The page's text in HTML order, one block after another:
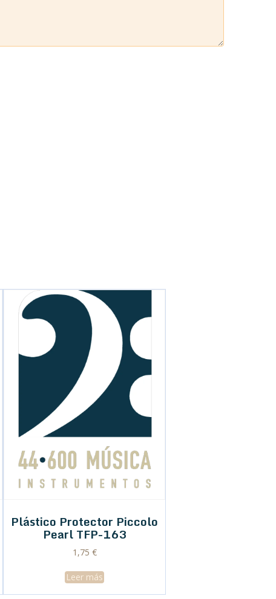
Plástico Protector Piccolo
Pearl TFP-163
1,75 €
Leer más